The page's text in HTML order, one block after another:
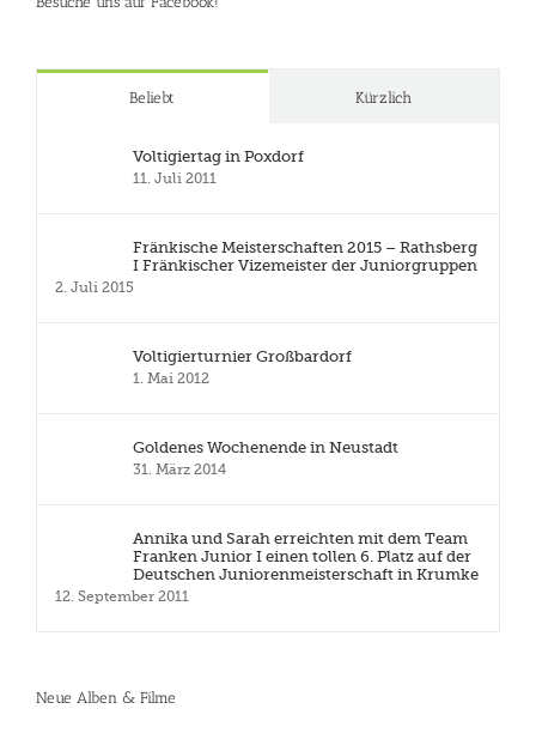
Beliebt Kürzlich
Voltigiertag in Poxdorf
11. Juli 2011
Fränkische Meisterschaften 2015 – Rathsberg
I Fränkischer Vizemeister der Juniorgruppen
2. Juli 2015
Voltigierturnier Großbardorf
1. Mai 2012
Goldenes Wochenende in Neustadt
31. März 2014
Annika und Sarah erreichten mit dem Team
Franken Junior I einen tollen 6. Platz auf der
Deutschen Juniorenmeisterschaft in Krumke
12. September 2011
Neue Alben & Filme